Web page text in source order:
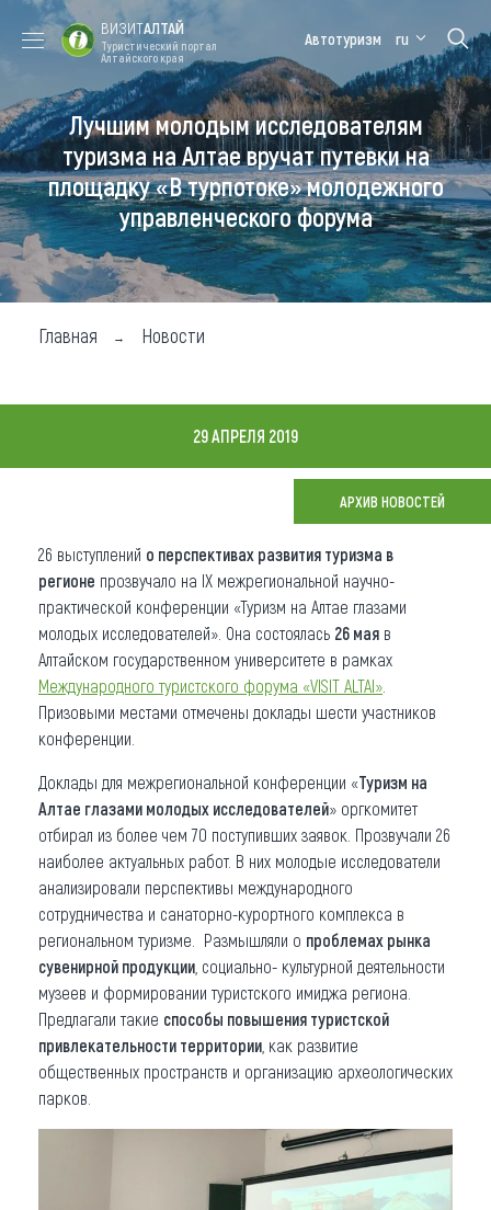
Форум VISIT
ALTAI
Цветение
маральника
Медицинский
форум
Алтайская
зимовка
Туры
Где побывать
Чем заняться
Где остановиться
О регионе
Коллекция впечатлений
Другие рубрики
ВИЗИТАЛТАЙ
Туристический портал
Алтайского края
Автотуризм ru
Лучшим молодым исследователям
туризма на Алтае вручат путевки на
площадку «В турпотоке» молодежного
управленческого форума
Главная Новости
29 АПРЕЛЯ 2019
АРХИВ НОВОСТЕЙ
26 выступлений о перспективах развития туризма в
регионе прозвучало на IX межрегиональной научно-
практической конференции «Туризм на Алтае глазами
молодых исследователей». Она состоялась 26 мая в
Алтайском государственном университете в рамках
Международного туристского форума «VISIT ALTAI»
Призовыми местами отмечены доклады шести участников
конференции.
Доклады для межрегиональной конференции «Туризм на
Алтае глазами молодых исследователей» оргкомитет
отбирал из более чем 70 поступивших заявок. Прозвучали 26
наиболее актуальных работ. В них молодые исследователи
анализировали перспективы международного
сотрудничества и санаторно-курортного комплекса в
региональном туризме. Размышляли о проблемах рынка
сувенирной продукции , социально- культурной деятельности
музеев и формировании туристского имиджа региона.
Предлагали такие способы повышения туристской
привлекательности территории , как развитие
общественных пространств и организацию археологических
парков.